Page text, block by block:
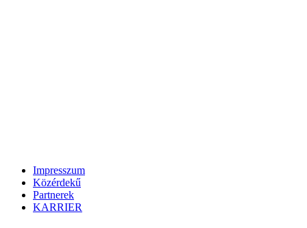
Impresszum
Közérdekű
Partnerek
KARRIER